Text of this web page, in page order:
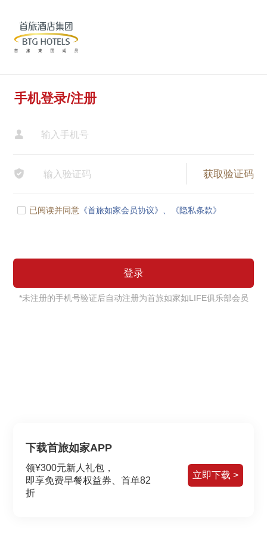
手机登录/注册


已阅读并同意 《首旅如家会员协议》、 《隐私条款》
*未注册的手机号验证后自动注册为首旅如家如LIFE俱乐部会员
下载首旅如家APP
领¥300元新人礼包，
即享免费早餐权益券、首单82
折
立即下载 >